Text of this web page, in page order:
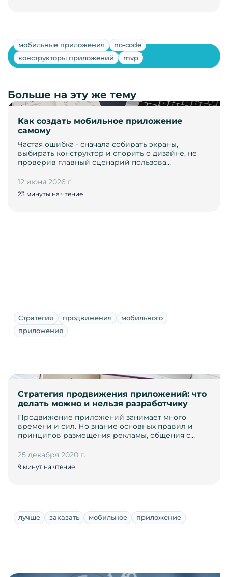
мобильные приложения
no-code
конструкторы приложений
mvp
Как создать мобильное приложение
самому
Частая ошибка - сначала собирать экраны,
выбирать конструктор и спорить о дизайне, не
проверив главный сценарий пользова…
12 июня 2026 г.
23 минуты на чтение
Показать ещё
Больше на эту же тему
Стратегия продвижения
мобильного
приложения
Стратегия продвижения приложений: что
делать можно и нельзя разработчику
Продвижение приложений занимает много
времени и сил. Но знание основных правил и
принципов размещения рекламы, общения с…
25 декабря 2020 г.
9 минут на чтение
лучше заказать мобильное приложение